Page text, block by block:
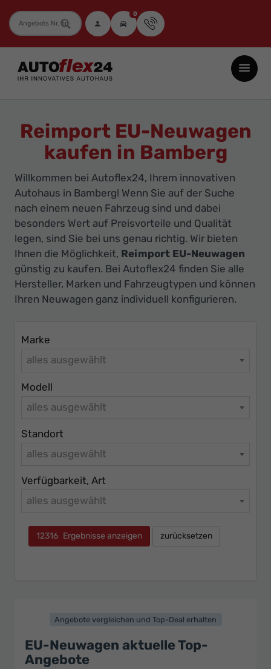
Fahrzeugnummer 0
Autoflex24
GmbH
Neuwagen
Jahreswagen
Gebrauchtwagen
zu
Top-
Preisen
-
Ihr
Innovatives
Reimport EU-Neuwagen
kaufen in Bamberg
Willkommen bei Autoflex24, Ihrem innovativen
Autohaus in Bamberg! Wenn Sie auf der Suche
nach einem neuen Fahrzeug sind und dabei
besonders Wert auf Preisvorteile und Qualität
legen, sind Sie bei uns genau richtig. Wir bieten
Ihnen die Möglichkeit, Reimport EU-Neuwagen
günstig zu kaufen. Bei Autoflex24 finden Sie alle
Hersteller, Marken und Fahrzeugtypen und können
Ihren Neuwagen ganz individuell konfigurieren.
Marke
alles ausgewählt
Modell
alles ausgewählt
Standort
alles ausgewählt
Verfügbarkeit, Art
alles ausgewählt
12316 Ergebnisse anzeigen zurücksetzen
Angebote vergleichen und Top-Deal erhalten
EU-Neuwagen aktuelle Top-
Angebote